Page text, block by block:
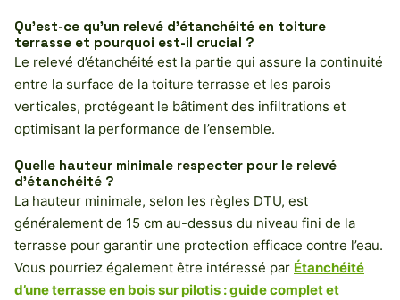
Qu’est-ce qu’un relevé d’étanchéité en toiture
terrasse et pourquoi est-il crucial ?
Le relevé d’étanchéité est la partie qui assure la continuité
entre la surface de la toiture terrasse et les parois
verticales, protégeant le bâtiment des infiltrations et
optimisant la performance de l’ensemble.
Quelle hauteur minimale respecter pour le relevé
d’étanchéité ?
La hauteur minimale, selon les règles DTU, est
généralement de 15 cm au-dessus du niveau fini de la
terrasse pour garantir une protection efficace contre l’eau.
Vous pourriez également être intéressé par Étanchéité
d’une terrasse en bois sur pilotis : guide complet et